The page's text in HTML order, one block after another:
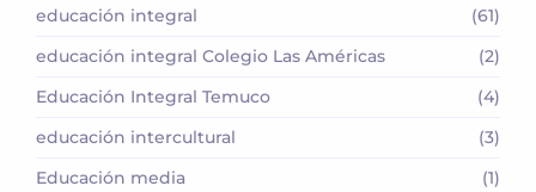
educación integral
(61)
educación integral Colegio Las Américas
(2)
Educación Integral Temuco
(4)
educación intercultural
(3)
Educación media
(1)